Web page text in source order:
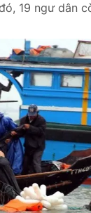
19 ngư dân